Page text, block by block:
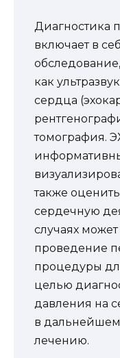
Диагностика
включает в
как
сердца
томография.
также
сердечную
случаях
проведение
процедуры
целью
давления на
в
лечению.